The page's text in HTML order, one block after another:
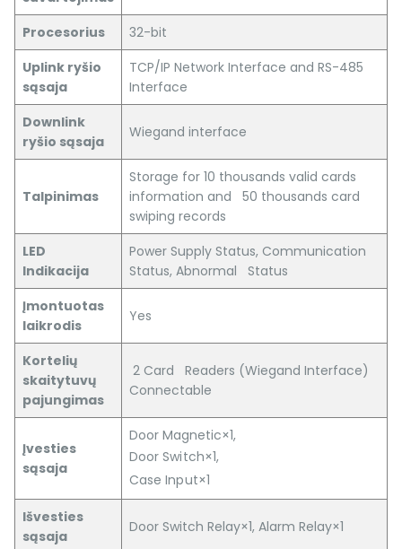
Procesorius
32-bit
Uplink ryšio
sąsaja
TCP/IP Network Interface and RS-485
Interface
Downlink
ryšio sąsaja
Wiegand interface
Talpinimas
Storage for 10 thousands valid cards
information and 50 thousands card
swiping records
LED
Indikacija
Power Supply Status, Communication
Status, Abnormal Status
Įmontuotas
laikrodis
Yes
Kortelių
skaitytuvų
pajungimas
2 Card Readers (Wiegand Interface)
Connectable
Įvesties
sąsaja
Door Magnetic×1,
Door Switch×1,
Case Input×1
Išvesties
sąsaja
Door Switch Relay×1, Alarm Relay×1